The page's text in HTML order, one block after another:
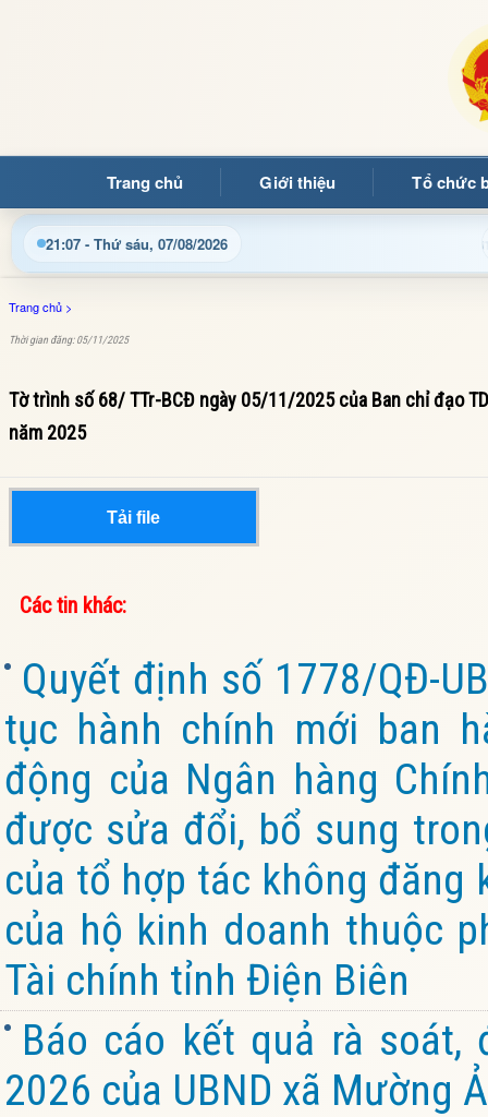
Trang chủ Giới thiệu Tổ chức
21:07 - Thứ sáu, 07/08/2026
Chào mừng quý bạn đọc đến với Trang thông tin điện
Trang chủ >
Thời gian đăng: 05/11/2025
Tờ trình số 68/ TTr-BCĐ ngày 05/11/2025 của Ban chỉ đạo
năm 2025
Tải file
Các tin khác:
Quyết định số 1778/QĐ-
tục hành chính mới ban
động của Ngân hàng
được sửa đổi, bổ sung
của tổ hợp tác không đăng
của hộ kinh doanh thuộc
Tài chính tỉnh Điện Biên
Báo cáo kết quả rà
2026 của UBND xã Mường